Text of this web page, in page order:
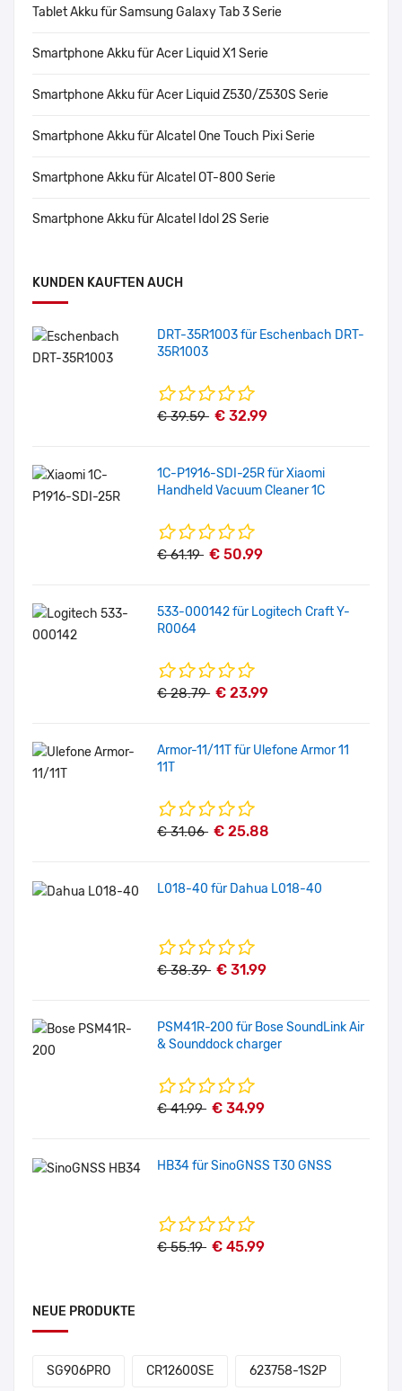
Tablet Akku für Samsung Galaxy Tab 3 Serie
Smartphone Akku für Acer Liquid X1 Serie
Smartphone Akku für Acer Liquid Z530/Z530S Serie
Smartphone Akku für Alcatel One Touch Pixi Serie
Smartphone Akku für Alcatel OT-800 Serie
Smartphone Akku für Alcatel Idol 2S Serie
KUNDEN KAUFTEN AUCH
DRT-35R1003 für Eschenbach DRT-
35R1003
€ 39.59 € 32.99
1C-P1916-SDI-25R für Xiaomi
Handheld Vacuum Cleaner 1C
€ 61.19 € 50.99
533-000142 für Logitech Craft Y-
R0064
€ 28.79 € 23.99
Armor-11/11T für Ulefone Armor 11
11T
€ 31.06 € 25.88
L018-40 für Dahua L018-40
€ 38.39 € 31.99
PSM41R-200 für Bose SoundLink Air
& Sounddock charger
€ 41.99 € 34.99
HB34 für SinoGNSS T30 GNSS
€ 55.19 € 45.99
NEUE PRODUKTE
SG906PRO CR12600SE 623758-1S2P